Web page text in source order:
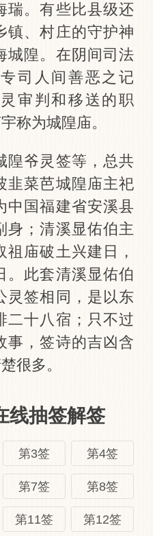
瑞。有些比县级还
镇、村庄的守护神
城隍。在阴间司法
司人间善恶之记
审判和移送的职
称为城隍庙。
隍爷灵签等，总共
韭菜芭城隍庙主祀
中国福建省安溪县
身；清溪显佑伯主
庙破土兴建日，
。此套清溪显佑伯
灵签相同，是以东
二十八宿；只不过
事，签诗的吉凶含
很多。
线抽签解签
第3签 第4签
第7签 第8签
第11签 第12签